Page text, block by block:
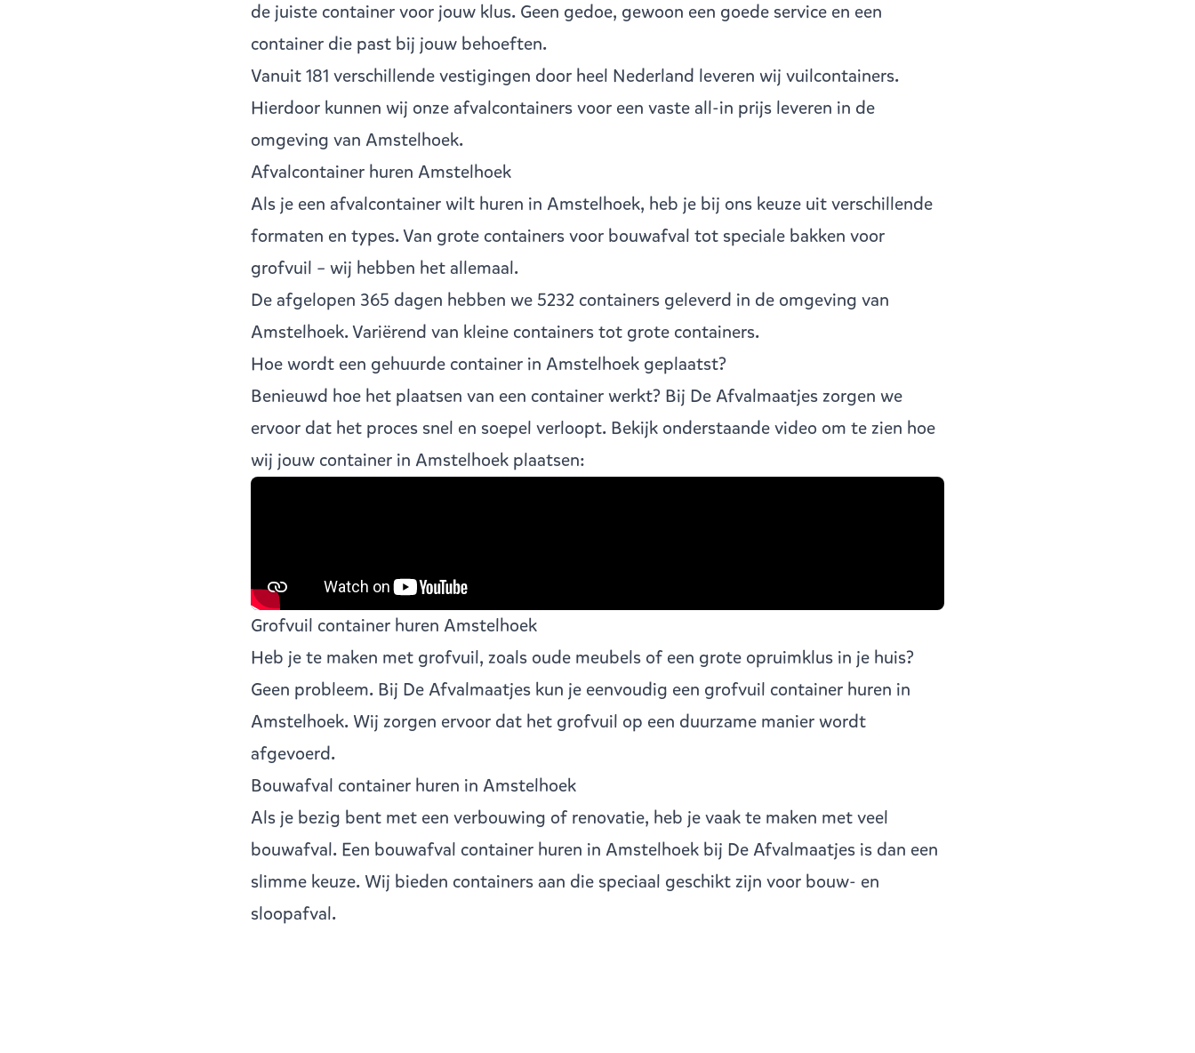
de juiste container voor jouw klus. Geen gedoe, gewoon een goede service en een
container die past bij jouw behoeften.
Vanuit181 verschillende vestigingen door heel Nederland leveren wij vuilcontainers.
Hierdoor kunnen wij onze afvalcontainers voor een vaste all-in prijs leveren in de
omgeving van Amstelhoek.
Afvalcontainer huren Amstelhoek
Als je een afvalcontainerwilt huren in Amstelhoek, heb je bij ons keuze uit verschillende
formaten en types. Van grote containers voor bouwafval tot speciale bakken voor
grofvuil – wij hebben het allemaal.
De afgelopen 365 dagen hebben we 5232 containers geleverd in de omgeving van
Amstelhoek. Variërend van kleine containerstot grote containers.
Hoe wordt een gehuurde container in Amstelhoek geplaatst?
Benieuwd hoe het plaatsen van een container werkt? Bij De Afvalmaatjes zorgen we
ervoor dat het proces snel en soepel verloopt. Bekijk onderstaande video om te zien hoe
wij jouw container in Amstelhoek plaatsen:
Grofvuil container huren Amstelhoek
Heb je te maken met grofvuil, zoals oude meubels of een grote opruimklus in je huis?
Geen probleem. Bij De Afvalmaatjes kun je eenvoudig een grofvuil container huren in
Amstelhoek. Wij zorgen ervoor dat het grofvuil op een duurzame manier wordt
afgevoerd.
Bouwafval container huren in Amstelhoek
Als je bezig bent met een verbouwing of renovatie, heb je vaak te maken met veel
bouwafval. Een bouwafval container huren in Amstelhoek bij De Afvalmaatjes is dan een
slimme keuze. Wij bieden containers aan die speciaal geschikt zijn voor bouw- en
sloopafval.